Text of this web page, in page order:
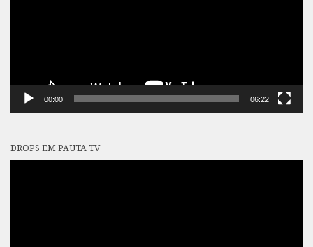
00:00 06:22
DROPS EM PAUTA TV